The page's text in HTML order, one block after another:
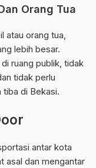
Orang Tua
atau orang tua,
lebih besar.
ruang publik, tidak
tidak perlu
tiba di Bekasi.
antar kota
asal dan mengantar